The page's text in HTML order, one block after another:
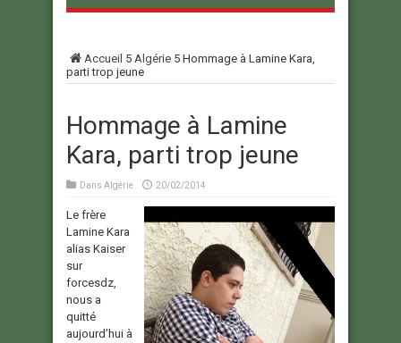
Accueil 5 Algérie 5 Hommage à Lamine Kara,
parti trop jeune
Hommage à Lamine
Kara, parti trop jeune
Dans Algérie 20/02/2014
Le frère
Lamine Kara
alias Kaiser
sur
forcesdz,
nous a
quitté
aujourd’hui à